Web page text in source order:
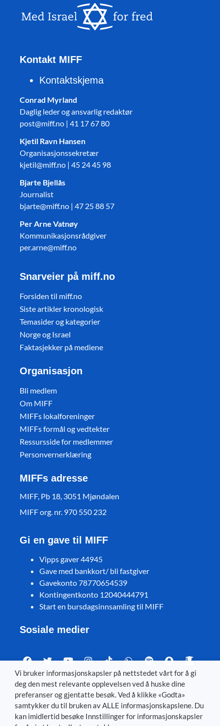
Kontakt MIFF
Kontaktskjema
Conrad Myrland
Daglig leder og ansvarlig redaktør
post@miff.no | 41 17 67 80
Kjetil Ravn Hansen
Organisasjonssekretær
kjetil@miff.no | 45 24 45 98
Bjarte Bjellås
Journalist
bjarte@miff.no | 47 25 88 57
Per Arne Vatnøy
Kommunikasjonsrådgiver
per.arne@miff.no
Snarveier på miff.no
Forsiden til miff.no
Siste artikler kronologisk
Temasider og kategorier
Norge og Israel
Faktasjekker på mediene
Organisasjon
Bli medlem
Om MIFF
MIFFs lokalforeninger
MIFFs formål og vedtekter
Ressursside for medlemmer
Personvernerklæring
MIFFs adresse
MIFF, Pb 18, 3051 Mjøndalen
MIFF org. nr. 970 550 232
Gi en gave til MIFF
Vipps gaver 44945
Gave med bankkort/ bli fastgiver
Gavekonto 78770654539
Kontingentkonto 12040444791
Start en bursdagsinnsamling til MIFF
Sosiale medier
Visit MIFF in other languages
Svenska– Dansk–Deutsch–Íslenska–English
Vi bruker informasjonskapsler på nettstedet vårt for å gi
deg den mest relevante opplevelsen ved å huske dine
preferanser og gjentatte besøk. Ved å klikke «Godta»
samtykker du til bruken av ALLE informasjonskapslene. Du
kan imidlertid besøke Innstillinger for informasjonskapsler